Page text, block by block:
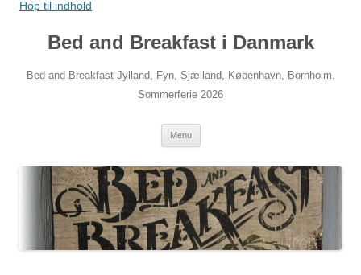
Hop til indhold
Bed and Breakfast i Danmark
Bed and Breakfast Jylland, Fyn, Sjælland, København, Bornholm.
Sommerferie 2026
Menu